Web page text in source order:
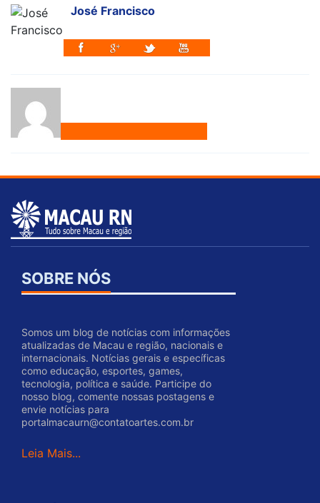
José Francisco
SOBRE NÓS
Somos um blog de notícias com informações
atualizadas de Macau e região, nacionais e
internacionais. Notícias gerais e específicas
como educação, esportes, games,
tecnologia, política e saúde. Participe do
nosso blog, comente nossas postagens e
envie notícias para
portalmacaurn@contatoartes.com.br
Leia Mais...